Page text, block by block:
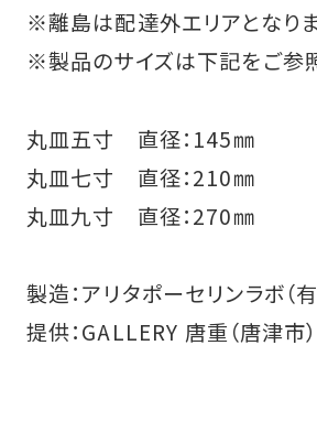
※離島は配達外エリアとなりま
※製品のサイズは下記をご参
丸皿五寸 直径：145㎜
丸皿七寸 直径：210㎜
丸皿九寸 直径：270㎜
製造：アリタポーセリンラボ（
提供：GALLERY 唐重（唐津市）